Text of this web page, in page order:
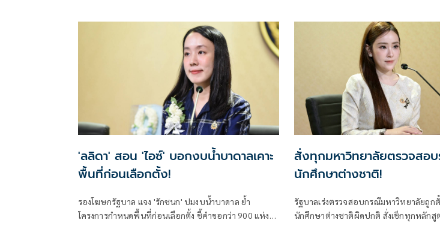
ที่ดิน กทม.เป็นสำนักงานที่ดินอิเล็กทรอนิ
'ลลิดา' สอน 'ไอซ์' บอกงบน้ำบาดาลเคาะ
พื้นที่ก่อนเลือกตั้ง!
รองโฆษกรัฐบาล แจง 'รักชนก' ปมงบน้ำบาดาล ย้ำ
โครงการกำหนดพื้นที่ก่อนเลือกตั้ง ชี้คำขอกว่า 900 แห่ง
สั่งทุกมหาวิทยาลัยตรวจสอ
นักศึกษาต่างชาติ!
รัฐบาลเร่งตรวจสอบกรณีมหาวิทยาลัยถูก
นักศึกษาต่างชาติผิดปกติ สั่งเช็กทุกหลักสู